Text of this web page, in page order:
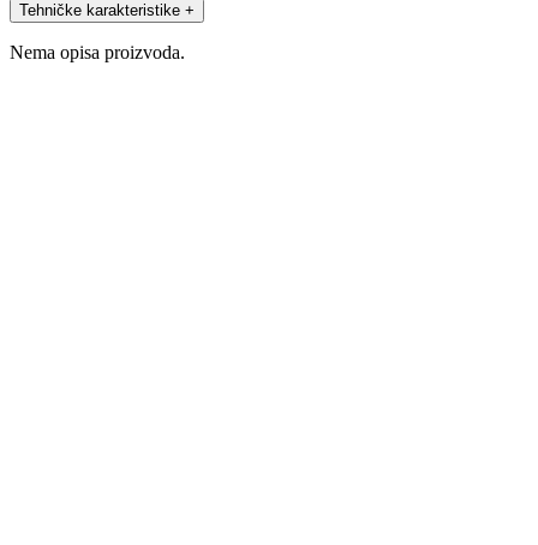
Tehničke karakteristike +
Nema opisa proizvoda.